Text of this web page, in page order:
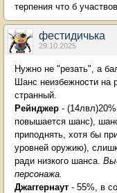
терпения что б
фестидичька
29.10.2025
Нужно не "резать", а
Шанс неизбежности на
странный.
Рейнджер -
повышается шанс),
приподнять, хотя бы
уровней оружию),
ради низкого шанса.
персонажа.
Джаггернаут - 55%, в